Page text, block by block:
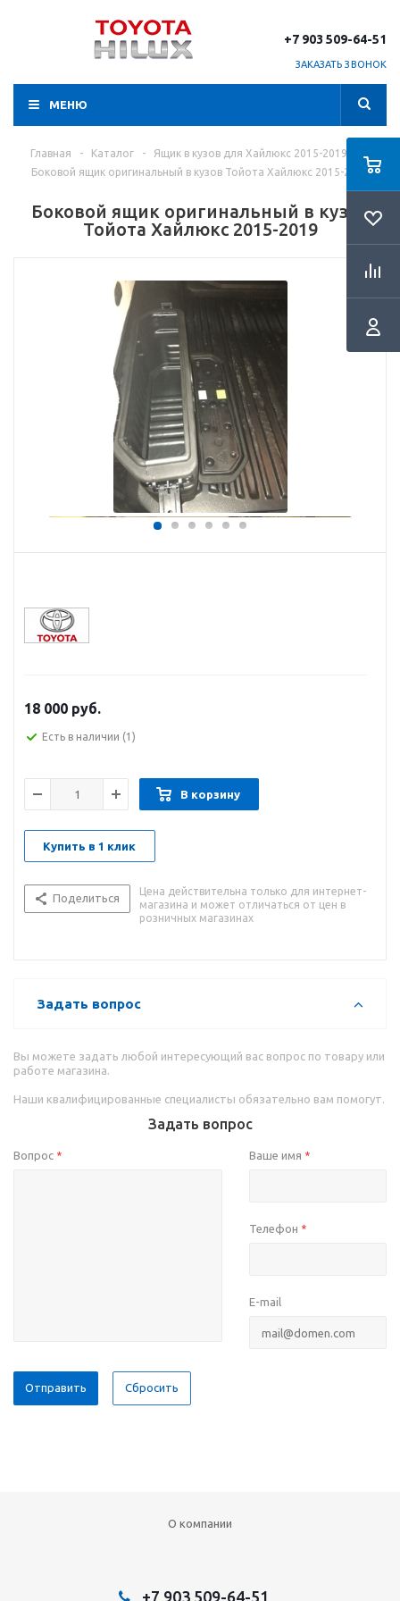
+7 903 509-64-51
ЗАКАЗАТЬ ЗВОНОК
МЕНЮ
Главная - Каталог - Ящик в кузов для Хайлюкс 2015-2019-
Боковой ящик оригинальный в кузов Тойота Хайлюкс 2015-2019
Боковой ящик оригинальный в кузов
Тойота Хайлюкс 2015-2019
18 000 руб.
Есть в наличии (1)
В корзину
Купить в 1 клик
Поделиться
Цена действительна только для интернет-
магазина и может отличаться от цен в
розничных магазинах
Задать вопрос
Вы можете задать любой интересующий вас вопрос по товару или
работе магазина.
Наши квалифицированные специалисты обязательно вам помогут.
Задать вопрос
Вопрос * Ваше имя *
Телефон *
E-mail
Сбросить
О компании
+7 903 509-64-51